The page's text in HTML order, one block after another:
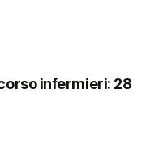
infermieri: 28